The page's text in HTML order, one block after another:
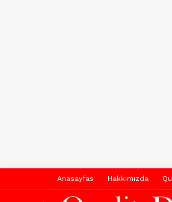
Anasayfas Hakkımızda